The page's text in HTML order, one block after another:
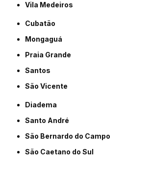
Vila Medeiros
Cubatão
Mongaguá
Praia Grande
Santos
São Vicente
Diadema
Santo André
São Bernardo do Campo
São Caetano do Sul